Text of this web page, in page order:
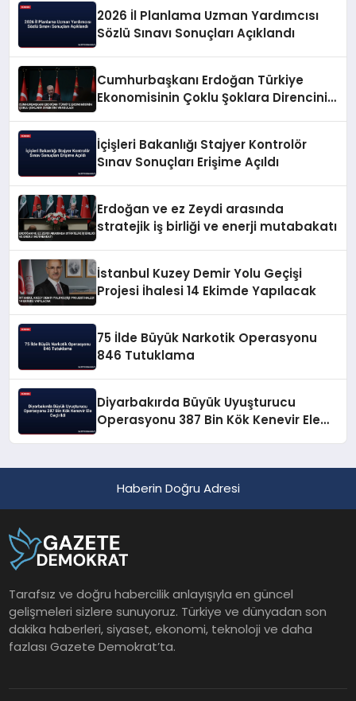
2026 İl Planlama Uzman Yardımcısı
Sözlü Sınavı Sonuçları Açıklandı
Cumhurbaşkanı Erdoğan Türkiye
Ekonomisinin Çoklu Şoklara Direncini
İçişleri Bakanlığı Stajyer Kontrolör
Sınav Sonuçları Erişime Açıldı
Erdoğan ve ez Zeydi arasında
stratejik iş birliği ve enerji mutabakatı
İstanbul Kuzey Demir Yolu Geçişi
Projesi İhalesi 14 Ekimde Yapılacak
75 İlde Büyük Narkotik Operasyonu
846 Tutuklama
Diyarbakırda Büyük Uyuşturucu
Operasyonu 387 Bin Kök Kenevir Ele
Haberin Doğru Adresi
Tarafsız ve doğru habercilik anlayışıyla en güncel
gelişmeleri sizlere sunuyoruz. Türkiye ve dünyadan son
dakika haberleri, siyaset, ekonomi, teknoloji ve daha
fazlası Gazete Demokrat’ta.